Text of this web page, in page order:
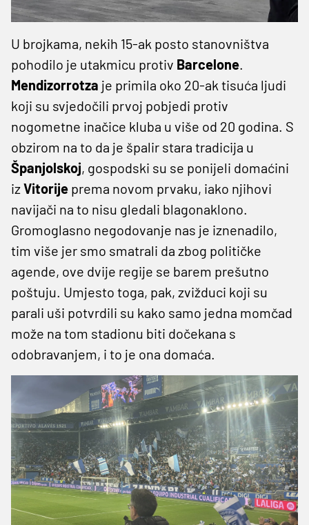
U brojkama, nekih 15-ak posto stanovništva
pohodilo je utakmicu protiv Barcelone.
Mendizorrotza je primila oko 20-ak tisuća ljudi
koji su svjedočili prvoj pobjedi protiv
nogometne inačice kluba u više od 20 godina. S
obzirom na to da je špalir stara tradicija u
Španjolskoj, gospodski su se ponijeli domaćini
izVitorije prema novom prvaku, iako njihovi
navijači na to nisu gledali blagonaklono.
Gromoglasno negodovanje nas je iznenadilo,
tim više jer smo smatrali da zbog političke
agende, ove dvije regije se barem prešutno
poštuju. Umjesto toga, pak, zvižduci koji su
parali uši potvrdili su kako samo jedna momčad
može na tom stadionu biti dočekana s
odobravanjem, i to je ona domaća.